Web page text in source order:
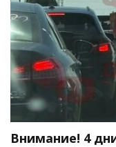
Внимание! 4